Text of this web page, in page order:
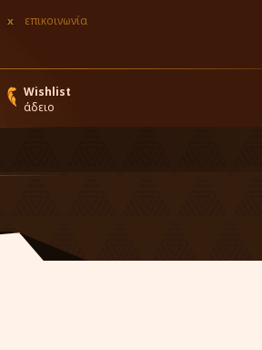
επικοινωνία
Wishlist
άδειο